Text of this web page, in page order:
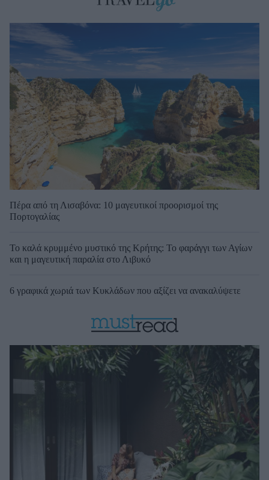
Πέρα από τη Λισαβόνα: 10 μαγευτικοί προορισμοί της
Πορτογαλίας
Το καλά κρυμμένο μυστικό της Κρήτης: Το φαράγγι των Αγίων
και η μαγευτική παραλία στο Λιβυκό
6 γραφικά χωριά των Κυκλάδων που αξίζει να ανακαλύψετε